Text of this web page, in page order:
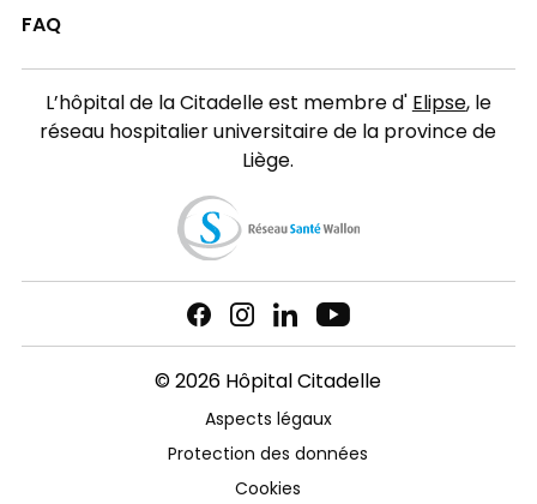
FAQ
L’hôpital de la Citadelle est membre d'Elipse, le
réseau hospitalier universitaire de la province de
Liège.
© 2026 Hôpital Citadelle
Aspects légaux
Protection des données
Cookies